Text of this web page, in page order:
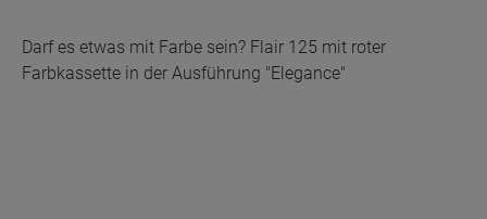
Darf es etwas mit Farbe sein? Flair 125 mit roter
Farbkassette in der Ausführung "Elegance"